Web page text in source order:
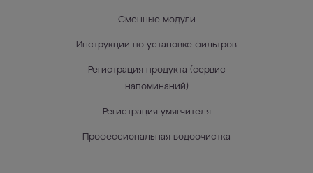
Сменные модули
Инструкции по установке фильтров
Регистрация продукта (сервис
напоминаний)
Регистрация умягчителя
Профессиональная водоочистка